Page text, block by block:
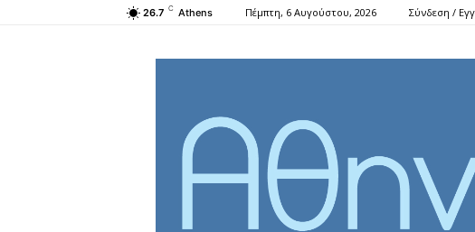
26.7 C Athens Πέμπτη, 6 Αυγούστου, 2026 Σύνδεση /